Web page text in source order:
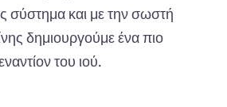
σύστημα και με την σωστή
δημιουργούμε ένα πιο
του ιού.